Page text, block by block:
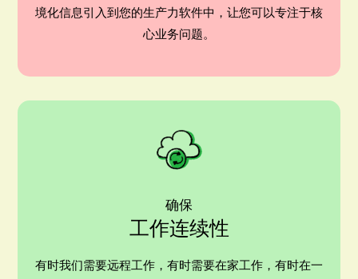
境化信息引入到您的生产力软件中，让您可以专注于核
心业务问题。
确保
工作连续性
有时我们需要远程工作，有时需要在家工作，有时在一